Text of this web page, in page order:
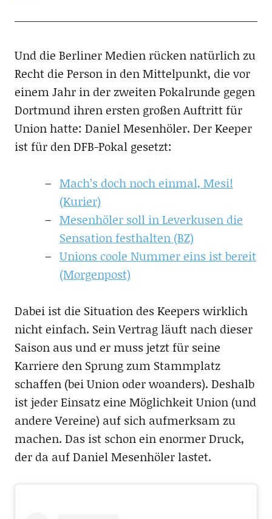
Und die Berliner Medien rücken natürlich zu
Recht die Person in den Mittelpunkt, die vor
einem Jahr in der zweiten Pokalrunde gegen
Dortmund ihren ersten großen Auftritt für
Union hatte: Daniel Mesenhöler. Der Keeper
ist für den DFB-Pokal gesetzt:
Mach’s doch noch einmal, Mesi!
(Kurier)
Mesenhöler soll in Leverkusen die
Sensation festhalten (BZ)
Unions coole Nummer eins ist bereit
(Morgenpost)
Dabei ist die Situation des Keepers wirklich
nicht einfach. Sein Vertrag läuft nach dieser
Saison aus und er muss jetzt für seine
Karriere den Sprung zum Stammplatz
schaffen (bei Union oder woanders). Deshalb
ist jeder Einsatz eine Möglichkeit Union (und
andere Vereine) auf sich aufmerksam zu
machen. Das ist schon ein enormer Druck,
der da auf Daniel Mesenhöler lastet.